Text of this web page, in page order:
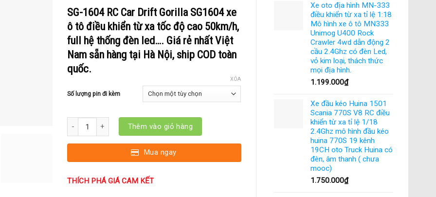
SG-1604 RC Car DriftGorilla SG1604xe
ô tô điều khiển từ xatốc độ cao 50km/h,
full hệ thống đèn led…. Giá rẻ nhất Việt
Nam sẵn hàng tại Hà Nội, ship COD toàn
quốc.
Số lượng pin đi kèm
XÓA
Xe ô tô điều khiển Drift Gorilla SG1604 maxspeed 50 km/h 4WD Drift SG-1604 Mô hình xe SG 1604 tỷ lệ 1:16 sóng 2.4GHz
Thêm vào giỏ hàng
Mua ngay
THÍCH PHÁ GIÁ CAM KẾT
Xe oto địa hình MN-333
điều khiển từ xa tỉ lệ 1:18
Mô hình xe ô tô MN333
Unimog U400 Rock
Crawler 4wd dẫn động 2
cầu 2.4Ghz có đèn Led,
vỏ kim loại, thách thức
mọi địa hình.
1.199.000₫
Xe đầu kéo Huina 1501
Scania 770S V8 RC điều
khiển từ xa tỉ lệ 1/18
2.4Ghz mô hình đầu kéo
huina 770S 19 kênh
19CH oto Truck Huina có
đèn, âm thanh ( chưa
mooc)
1.750.000₫